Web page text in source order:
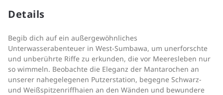
Details
Begib dich auf ein außergewöhnliches
Unterwasserabenteuer in West-Sumbawa, um unerforschte
und unberührte Riffe zu erkunden, die vor Meeresleben nur
so wimmeln. Beobachte die Eleganz der Mantarochen an
unserer nahegelegenen Putzerstation, begegne Schwarz-
und Weißspitzenriffhaien an den Wänden und bewundere